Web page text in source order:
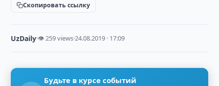
Скопировать ссылку
UzDaily·👁 259 views·24.08.2019 · 17:09
Будьте в курсе событий